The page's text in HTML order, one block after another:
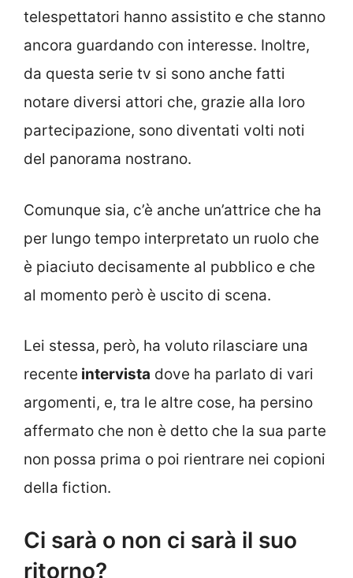
telespettatori hanno assistito e che stanno
ancora guardando con interesse. Inoltre,
da questa serie tv si sono anche fatti
notare diversi attori che, grazie alla loro
partecipazione, sono diventati volti noti
del panorama nostrano.
Comunque sia, c’è anche un’attrice che ha
per lungo tempo interpretato un ruolo che
è piaciuto decisamente al pubblico e che
al momento però è uscito di scena.
Lei stessa, però, ha voluto rilasciare una
recente intervista dove ha parlato di vari
argomenti, e, tra le altre cose, ha persino
affermato che non è detto che la sua parte
non possa prima o poi rientrare nei copioni
della fiction.
Ci sarà o non ci sarà il suo
ritorno?